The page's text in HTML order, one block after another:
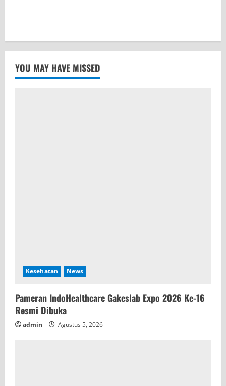
YOU MAY HAVE MISSED
Kesehatan News
Pameran IndoHealthcare Gakeslab Expo 2026 Ke-16
Resmi Dibuka
admin Agustus 5, 2026